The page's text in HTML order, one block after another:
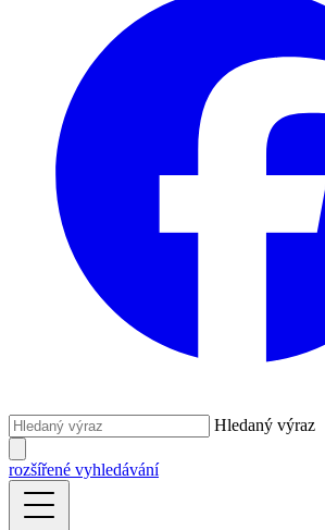
Hledaný výraz
rozšířené vyhledávání